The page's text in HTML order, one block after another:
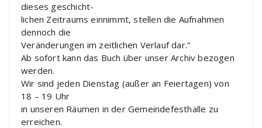
dieses geschicht-
lichen Zeitraums einnimmt, stellen die Aufnahmen
dennoch die
Veränderungen im zeitlichen Verlauf dar.“
Ab sofort kann das Buch über unser Archiv bezogen
werden.
Wir sind jeden Dienstag (außer an Feiertagen) von
18 – 19 Uhr
in unseren Räumen in der Gemeindefesthalle zu
erreichen.